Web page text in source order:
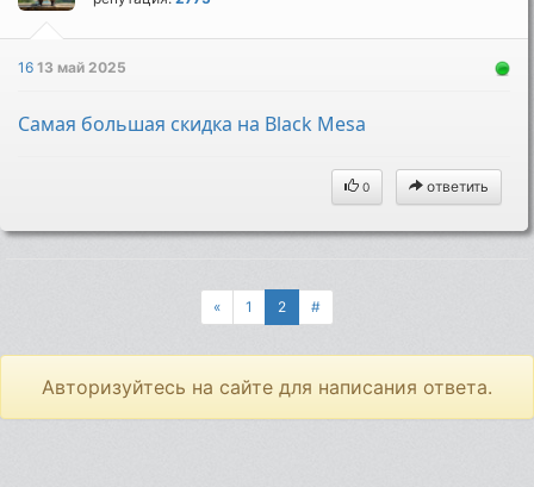
1613 май 2025
Самая большая скидка на Black Mesa
0 ответить
« 1 2 #
Авторизуйтесь на сайте для написания ответа.